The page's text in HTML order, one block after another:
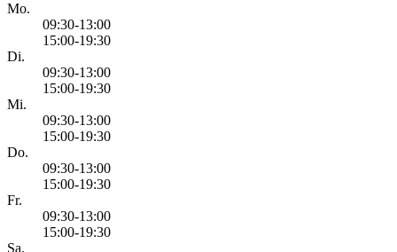
Mo.
09:30-13:00
15:00-19:30
Di.
09:30-13:00
15:00-19:30
Mi.
09:30-13:00
15:00-19:30
Do.
09:30-13:00
15:00-19:30
Fr.
09:30-13:00
15:00-19:30
Sa.